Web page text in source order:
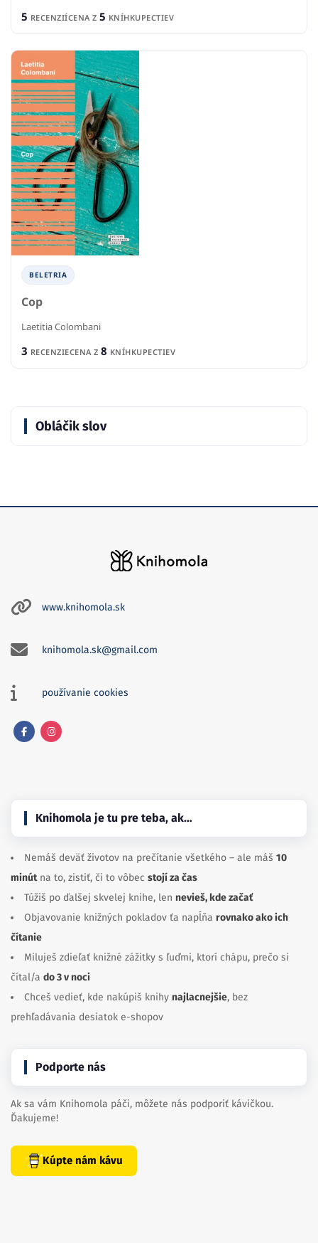
5 RECENZIÍCENA Z 5 KNÍHKUPECTIEV
BELETRIA
Cop
Laetitia Colombani
3 RECENZIECENA Z 8 KNÍHKUPECTIEV
Obláčik slov
www.knihomola.sk
knihomola.sk@gmail.com
používanie cookies
Knihomola je tu pre teba, ak…
Nemáš deväť životov na prečítanie všetkého – ale máš 10
minútna to, zistiť, či to vôbec stojí za čas
Túžiš po ďalšej skvelej knihe, len nevieš, kde začať
Objavovanie knižných pokladov ťa napĺňa rovnako ako ich
čítanie
Miluješ zdieľať knižné zážitky s ľuďmi, ktorí chápu, prečo si
čítal/a do 3 v noci
Chceš vedieť, kde nakúpiš knihy najlacnejšie, bez
prehľadávania desiatok e-shopov
Podporte nás
Ak sa vám Knihomola páči, môžete nás podporiť kávičkou.
Ďakujeme!
Kúpte nám kávu